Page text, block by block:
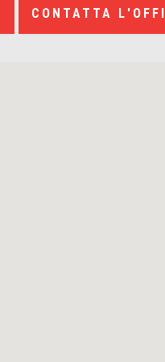
CONTATTA